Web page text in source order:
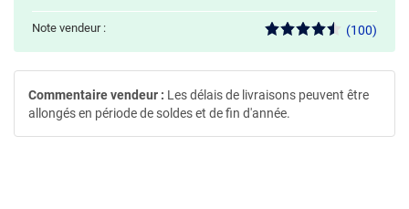
Note vendeur : (100)
Commentaire vendeur : Les délais de livraisons peuvent être
allongés en période de soldes et de fin d'année.